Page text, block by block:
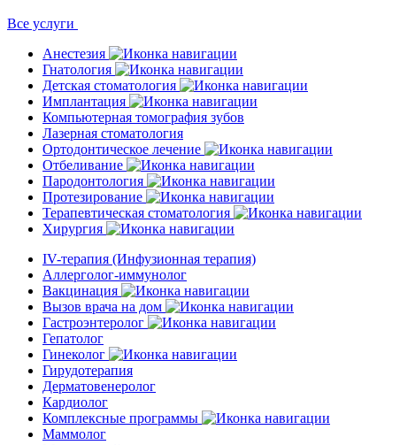
Все услуги
Анестезия
Гнатология
Детская стоматология
Имплантация
Компьютерная томография зубов
Лазерная стоматология
Ортодонтическое лечение
Отбеливание
Пародонтология
Протезирование
Терапевтическая стоматология
Хирургия
IV-терапия (Инфузионная терапия)
Аллерголог-иммунолог
Вакцинация
Вызов врача на дом
Гастроэнтеролог
Гепатолог
Гинеколог
Гирудотерапия
Дерматовенеролог
Кардиолог
Комплексные программы
Маммолог